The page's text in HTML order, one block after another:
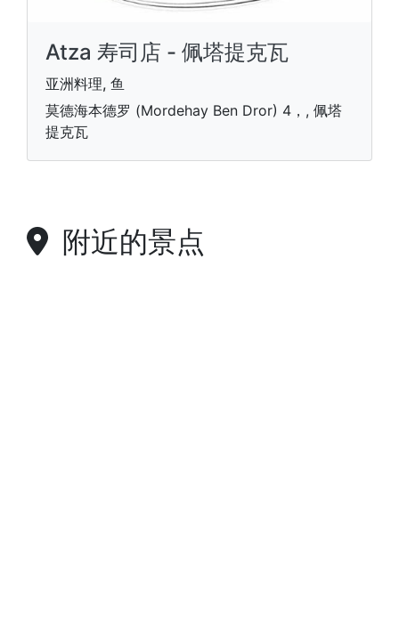
Atza 寿司店 - 佩塔提克瓦
亚洲料理, 鱼
莫德海本德罗 (Mordehay Ben Dror) 4，, 佩塔
提克瓦
附近的景点